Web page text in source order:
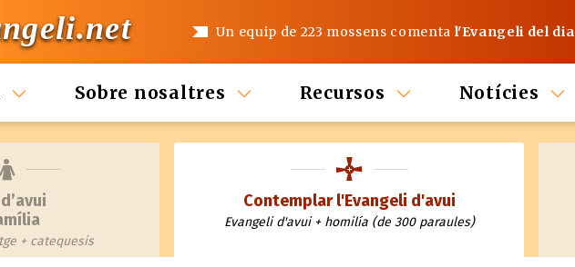
Un equip de 223 mossens comenta l'Evangeli del dia
Sobre nosaltres Recursos Notícies
+ catequesis
Contemplar l'Evangeli d'avui
Evangeli d'avui + homilía (de 300 paraules)